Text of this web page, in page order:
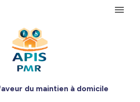
menu
du maintien à domicile